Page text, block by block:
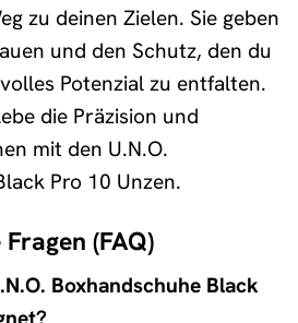
zu deinen Zielen. Sie geben
und den Schutz, den du
Potenzial zu entfalten.
die Präzision und
mit den U.N.O.
Pro 10 Unzen.
(FAQ)
Boxhandschuhe Black